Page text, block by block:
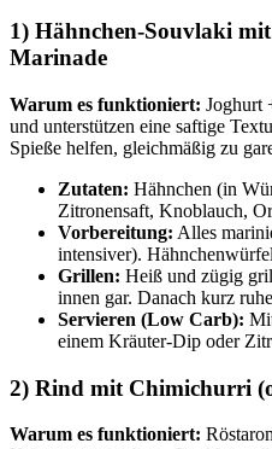
1) Hähnchen-Souvlaki
Marinade
Warum es funktioniert: Joghurt
und unterstützen eine saftige
Spieße helfen, gleichmäßig zu
Zutaten: Hähnchen (in
Zitronensaft, Knoblauch,
Vorbereitung: Alles
intensiver).
Grillen: Heiß und zügig
innen gar. Danach kurz
Servieren (Low Carb):
einem Kräuter-Dip oder
2) Rind mit Chimichurri
Warum es funktioniert: